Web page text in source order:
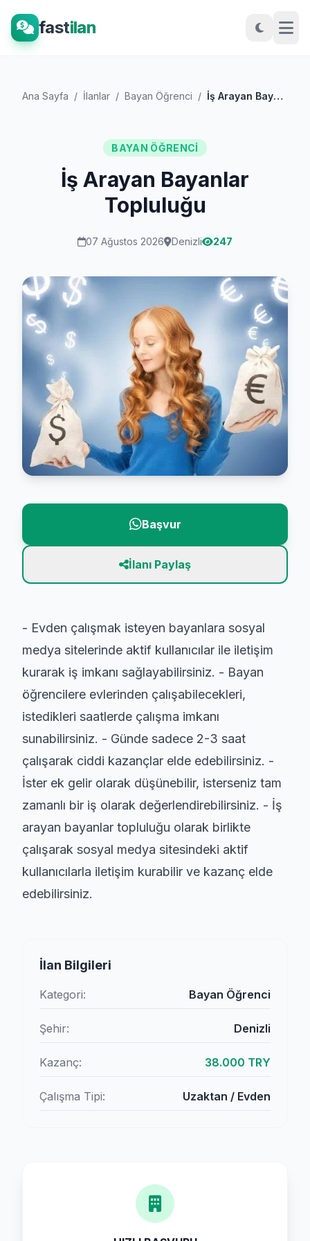
fastilan
Ana Sayfa / İlanlar / Bayan Öğrenci / İş Arayan Bayanlar Topluluğu
BAYAN ÖĞRENCI
İş Arayan Bayanlar
Topluluğu
07 Ağustos 2026 Denizli 247
Başvur
İlanı Paylaş
- Evden çalışmak isteyen bayanlara sosyal
medya sitelerinde aktif kullanıcılar ile iletişim
kurarak iş imkanı sağlayabilirsiniz. - Bayan
öğrencilere evlerinden çalışabilecekleri,
istedikleri saatlerde çalışma imkanı
sunabilirsiniz. - Günde sadece 2-3 saat
çalışarak ciddi kazançlar elde edebilirsiniz. -
İster ek gelir olarak düşünebilir, isterseniz tam
zamanlı bir iş olarak değerlendirebilirsiniz. - İş
arayan bayanlar topluluğu olarak birlikte
çalışarak sosyal medya sitesindeki aktif
kullanıcılarla iletişim kurabilir ve kazanç elde
edebilirsiniz.
İlan Bilgileri
Kategori: Bayan Öğrenci
Şehir: Denizli
Kazanç: 38.000 TRY
Çalışma Tipi: Uzaktan / Evden